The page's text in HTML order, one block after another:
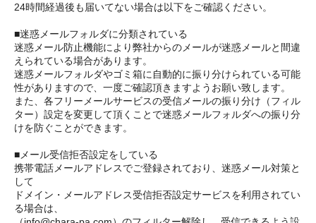
24時間経過後も届いてない場合は以下をご確認ください。
■迷惑メールフォルダに分類されている
迷惑メール防止機能により弊社からのメールが迷惑メールと間違
えられている場合があります。
迷惑メールフォルダやゴミ箱に自動的に振り分けられている可能
性がありますので、一度ご確認頂きますようお願い致します。
また、各フリーメールサービスの受信メールの振り分け（フィル
ター）設定を変更して頂くことで迷惑メールフォルダへの振り分
けを防ぐことができます。
■メール受信拒否設定をしている
携帯電話メールアドレスでご登録されており、迷惑メール対策と
して
ドメイン・メールアドレス受信拒否設定サービスを利用されてい
る場合は、